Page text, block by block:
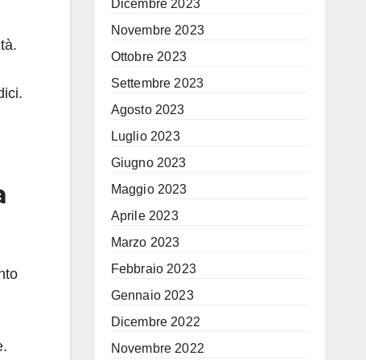
Dicembre 2023
Novembre 2023
Ottobre 2023
Settembre 2023
Agosto 2023
Luglio 2023
Giugno 2023
Maggio 2023
Aprile 2023
Marzo 2023
Febbraio 2023
Gennaio 2023
Dicembre 2022
Novembre 2022